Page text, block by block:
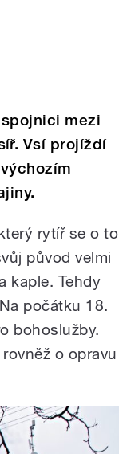
mezi
Vsí projíždí
rytíř se o to
původ velmi
kaple. Tehdy
počátku 18.
bohoslužby.
o opravu